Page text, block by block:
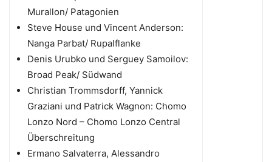
Murallon/ Patagonien
Steve House und Vincent Anderson:
Nanga Parbat/ Rupalflanke
Denis Urubko und Serguey Samoilov:
Broad Peak/ Südwand
Christian Trommsdorff, Yannick
Graziani und Patrick Wagnon: Chomo
Lonzo Nord – Chomo Lonzo Central
Überschreitung
Ermano Salvaterra, Alessandro